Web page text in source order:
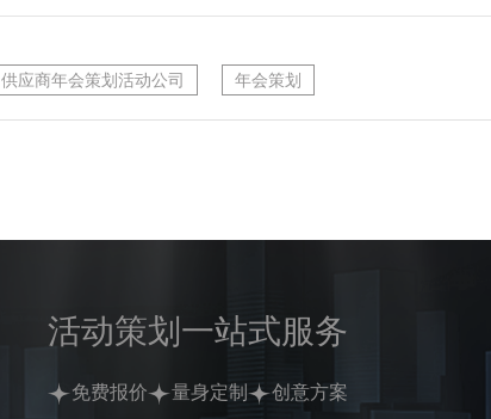
供应商年会策划活动公司 年会策划
活动策划一站式服务
免费报价 量身定制 创意方案